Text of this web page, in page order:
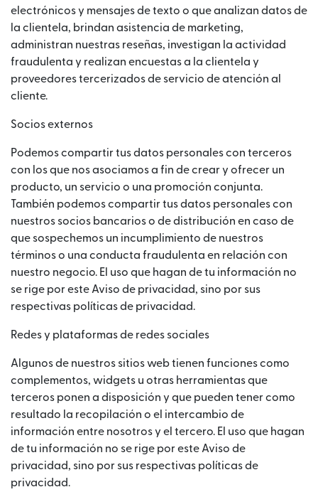
electrónicos y mensajes de texto o que analizan datos de
la clientela, brindan asistencia de marketing,
administran nuestras reseñas, investigan la actividad
fraudulenta y realizan encuestas a la clientela y
proveedores tercerizados de servicio de atención al
cliente.
Socios externos
Podemos compartir tus datos personales con terceros
con los que nos asociamos a fin de crear y ofrecer un
producto, un servicio o una promoción conjunta.
También podemos compartir tus datos personales con
nuestros socios bancarios o de distribución en caso de
que sospechemos un incumplimiento de nuestros
términos o una conducta fraudulenta en relación con
nuestro negocio. El uso que hagan de tu información no
se rige por este Aviso de privacidad, sino por sus
respectivas políticas de privacidad.
Redes y plataformas de redes sociales
Algunos de nuestros sitios web tienen funciones como
complementos, widgets u otras herramientas que
terceros ponen a disposición y que pueden tener como
resultado la recopilación o el intercambio de
información entre nosotros y el tercero. El uso que hagan
de tu información no se rige por este Aviso de
privacidad, sino por sus respectivas políticas de
privacidad.